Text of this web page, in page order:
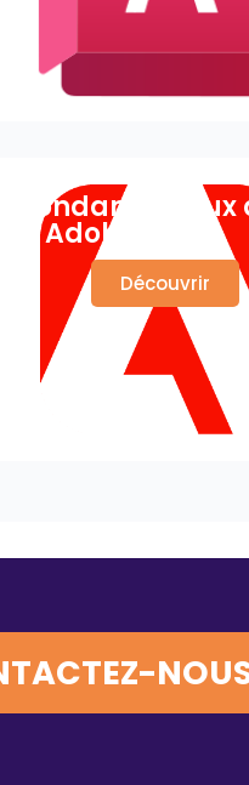
Fondamentaux
Adobe
Découvrir